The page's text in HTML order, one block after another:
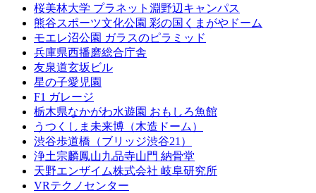
桜美林大学 プラネット淵野辺キャンパス
熊谷スポーツ文化公園 彩の国くまがやドーム
モエレ沼公園 ガラスのピラミッド
兵庫県西播磨総合庁舎
友泉道玄坂ビル
星の子愛児園
F1 ガレージ
栃木県なかがわ水遊園 おもしろ魚館
うつくしま未来博（木造ドーム）
渋谷歩道橋（ブリッジ渋谷21）
浄土宗麟鳳山九品寺山門 納骨堂
天野エンザイム株式会社 岐阜研究所
VRテクノセンター